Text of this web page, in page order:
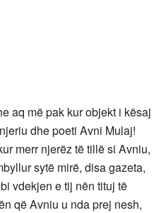
aq më pak kur objekt i kësaj
dhe poeti Avni Mulaj!
merr njerëz të tillë si Avniu,
sytë mirë, disa gazeta,
vdekjen e tij nën tituj të
që Avniu u nda prej nesh,